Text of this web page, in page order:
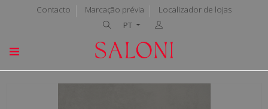
Contacto Marcação prévia
Localizador de lojas
PT